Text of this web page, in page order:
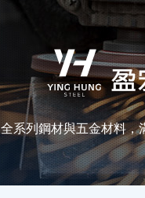
全系列鋼材與五金材料，